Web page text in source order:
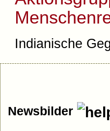
Indianische
Newsbilder